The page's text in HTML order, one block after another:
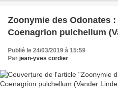
Zoonymie des Odonates
Coenagrion pulchellum
Publié le 24/03/2019 à 15:59
Par jean-yves cordier